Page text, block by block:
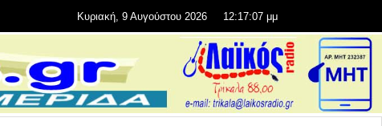
Κυριακή, 9 Αυγούστου 2026 12:17:09 μμ